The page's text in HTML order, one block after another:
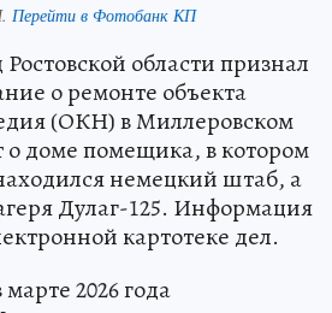
Перейти в Фотобанк КП
области признал
о ремонте объекта
(ОКН) в Миллеровском
о доме помещика, в котором
немецкий штаб, а
Дулаг-125. Информация
картотеке дел.
2026 года